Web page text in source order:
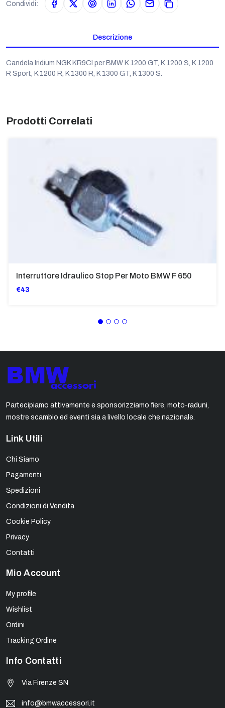
Condividi:
Descrizione
Candela Iridium NGK KR9CI per BMW K 1200 GT, K 1200 S, K 1200
R Sport, K 1200 R, K 1300 R, K 1300 GT, K 1300 S.
Prodotti Correlati
Interruttore Idraulico Stop Per Moto BMW F 650
€43
Partecipiamo attivamente e sponsorizziamo fiere, moto-raduni,
mostre scambio ed eventi sia a livello locale che nazionale.
Link Utili
Chi Siamo
Pagamenti
Spedizioni
Condizioni di Vendita
Cookie Policy
Privacy
Contatti
Mio Account
My profile
Wishlist
Ordini
Tracking Ordine
Info Contatti
Via Firenze SN
info@bmwaccessori.it